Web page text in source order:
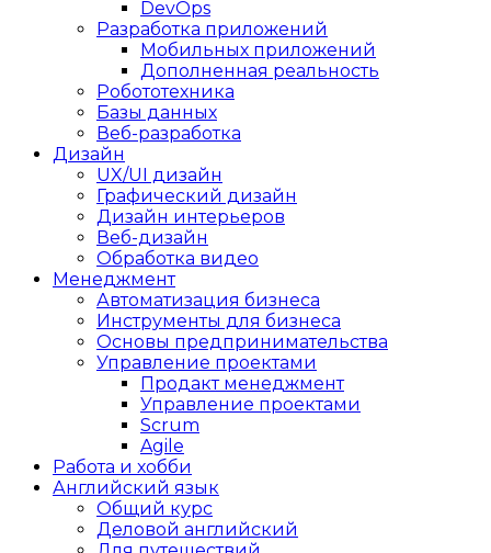
DevOps
Разработка приложений
Мобильных приложений
Дополненная реальность
Робототехника
Базы данных
Веб-разработка
Дизайн
UX/UI дизайн
Графический дизайн
Дизайн интерьеров
Веб-дизайн
Обработка видео
Менеджмент
Автоматизация бизнеса
Инструменты для бизнеса
Основы предпринимательства
Управление проектами
Продакт менеджмент
Управление проектами
Scrum
Agile
Работа и хобби
Английский язык
Общий курс
Деловой английский